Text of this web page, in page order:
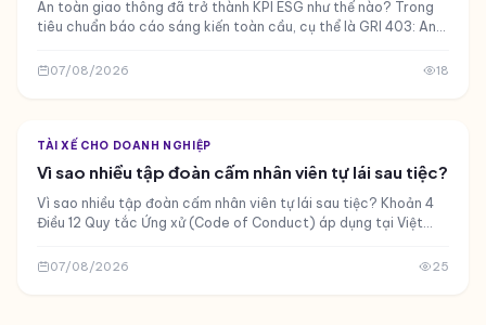
Duty of Care: Trách nhiệm của doanh nghiệp với nhân viên sau
tai nạn lao động tại TP
TÀI XẾ CHO DOANH NGHIỆP
An toàn giao thông đã trở thành KPI ESG như thế
nào?
tiêu chuẩn báo cáo sáng kiến toàn cầu, cụ thể là GRI 403: An